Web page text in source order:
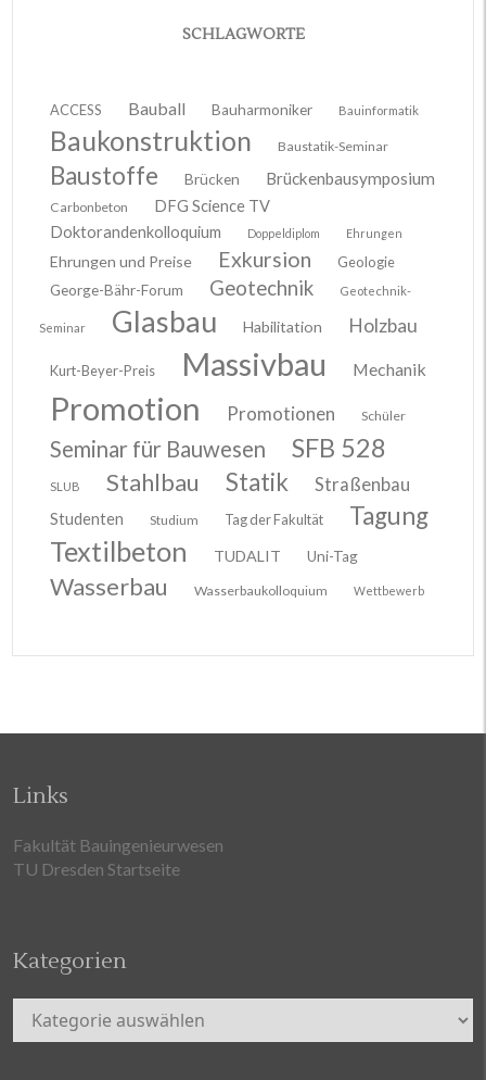
SCHLAGWORTE
ACCESS Bauball Bauharmoniker Bauinformatik
Baukonstruktion Baustatik-Seminar
Baustoffe Brücken Brückenbausymposium
Carbonbeton
DFG Science TV
Doktorandenkolloquium
Doppeldiplom Ehrungen
Ehrungen und Preise Exkursion
Geologie
George-Bähr-Forum
Geotechnik Geotechnik-
Seminar Glasbau Habilitation Holzbau
Kurt-Beyer-Preis Massivbau Mechanik
Promotion Promotionen Schüler
Seminar für Bauwesen SFB 528
SLUB Stahlbau Statik Straßenbau
Studenten Studium Tag der Fakultät Tagung
Textilbeton TUDALIT Uni-Tag
Wasserbau Wasserbaukolloquium Wettbewerb
Links
Fakultät Bauingenieurwesen
TU Dresden Startseite
Kategorien
Kategorien